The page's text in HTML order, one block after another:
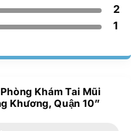
2
1
Khám Tai Mũi
Khương, Quận 10”